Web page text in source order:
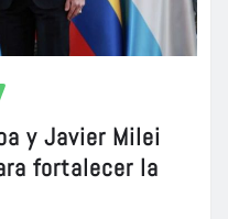
y Javier Milei
fortalecer la